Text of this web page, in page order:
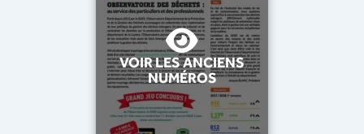
VOIR LES ANCIENS
NUMÉROS